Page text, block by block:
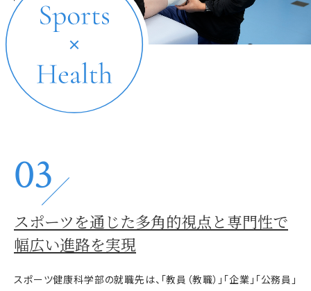
03
スポーツを通じた多角的視点と専門性で
幅広い進路を実現
スポーツ健康科学部の就職先は、「教員（教職）」「企業」「公務員」